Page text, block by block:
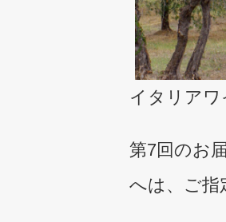
イタリアワ
第7回のお
へは、ご指